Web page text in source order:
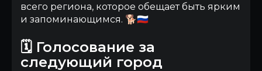
всего региона, которое обещает быть ярким
и запоминающимся. 🐕🇷🇺
🗓️ Голосование за
следующий город